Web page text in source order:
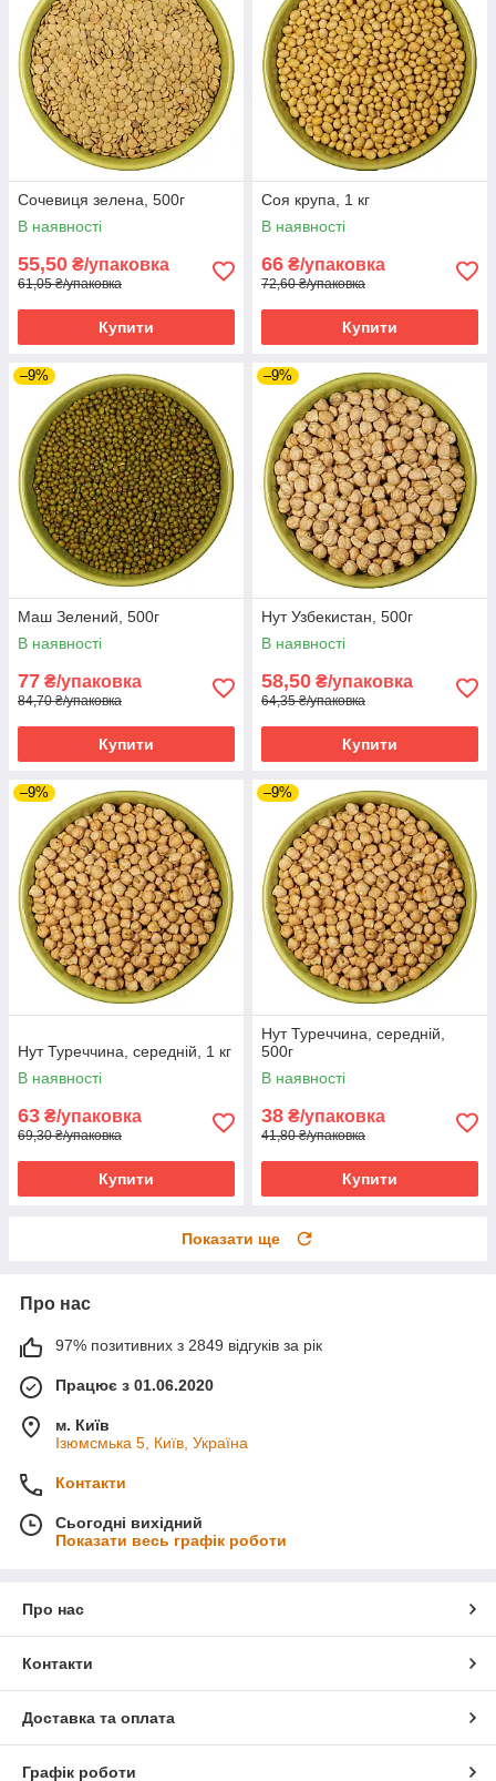
Сочевиця зелена, 500г
В наявності
55,50 ₴/упаковка
61,05 ₴/упаковка
Купити
Соя крупа, 1 кг
В наявності
66 ₴/упаковка
72,60 ₴/упаковка
Купити
–9%
Маш Зелений, 500г
В наявності
77 ₴/упаковка
84,70 ₴/упаковка
Купити
–9%
Нут Узбекистан, 500г
В наявності
58,50 ₴/упаковка
64,35 ₴/упаковка
Купити
–9%
Нут Туреччина, середній, 1 кг
В наявності
63 ₴/упаковка
69,30 ₴/упаковка
Купити
–9%
Нут Туреччина, середній,
500г
В наявності
38 ₴/упаковка
41,80 ₴/упаковка
Купити
Показати ще
Про нас
97% позитивних з 2849 відгуків за рік
Працює з 01.06.2020
м. Київ
Ізюмсмька 5, Київ, Україна
Контакти
Сьогодні вихідний
Показати весь графік роботи
Про нас
Контакти
Доставка та оплата
Графік роботи